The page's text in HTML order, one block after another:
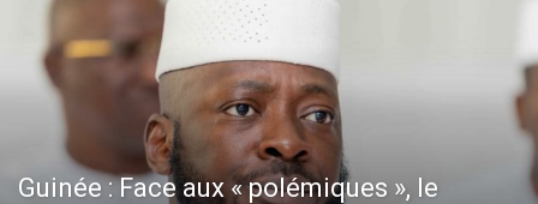
Guinée : Face aux « polémiques », le